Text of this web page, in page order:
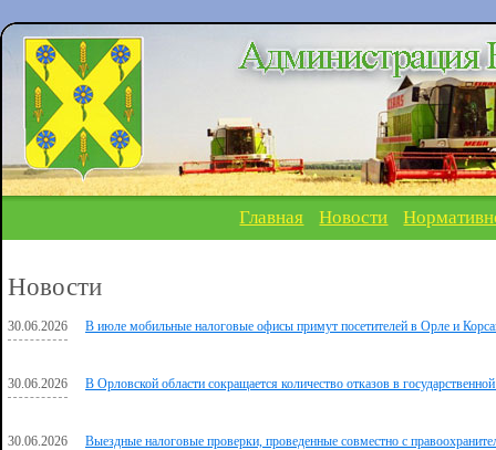
Главная Новости
Новости
30.06.2026 В июле мобильные налоговые офисы примут посетителей в Орле и
30.06.2026 В Орловской области сокращается количество отказов в
30.06.2026 Выездные налоговые проверки, проведенные совместно с